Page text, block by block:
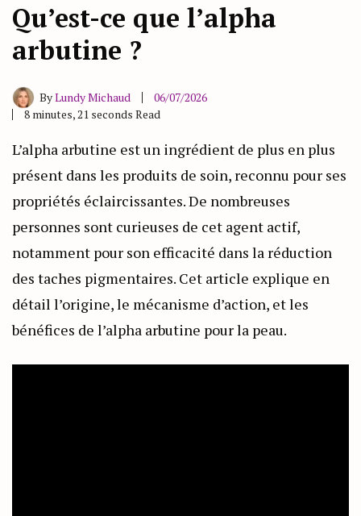
Qu’est-ce que l’alpha
arbutine ?
ByLundy Michaud
06/07/2026
8 minutes, 21 seconds Read
L’alpha arbutine est un ingrédient de plus en plus
présent dans les produits de soin, reconnu pour ses
propriétés éclaircissantes. De nombreuses
personnes sont curieuses de cet agent actif,
notamment pour son efficacité dans la réduction
des taches pigmentaires. Cet article explique en
détail l’origine, le mécanisme d’action, et les
bénéfices de l’alpha arbutine pour la peau.